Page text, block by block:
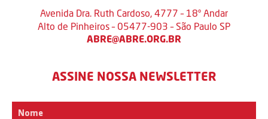
Avenida Dra. Ruth Cardoso, 4777 – 18º Andar
Alto de Pinheiros – 05477-903 – São Paulo SP
ABRE@ABRE.ORG.BR
ASSINE NOSSA NEWSLETTER